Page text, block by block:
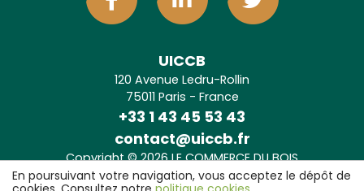
UICCB
120 Avenue Ledru-Rollin
75011 Paris - France
+33 1 43 45 53 43
contact@uiccb.fr
Copyright © 2026 LE COMMERCE DU BOIS
Agence web Paris: 6LAB
En poursuivant votre navigation, vous acceptez le dépôt de